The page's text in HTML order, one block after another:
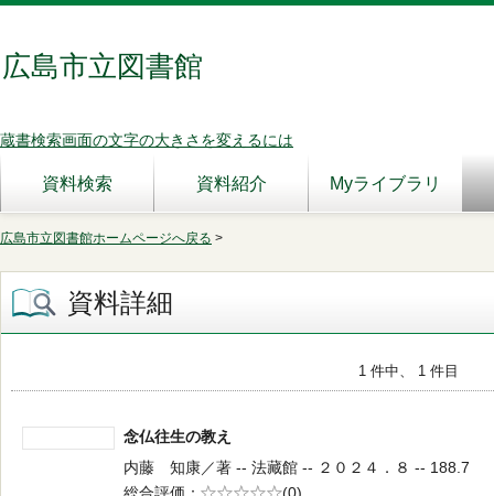
広島市立図書館
蔵書検索画面の文字の大きさを変えるには
資料検索 資料紹介 Myライブラリ
広島市立図書館ホームページへ戻る >
資料詳細
1 件中、 1 件目
念仏往生の教え
内藤 知康／著 -- 法藏館 -- ２０２４．８ -- 188.7